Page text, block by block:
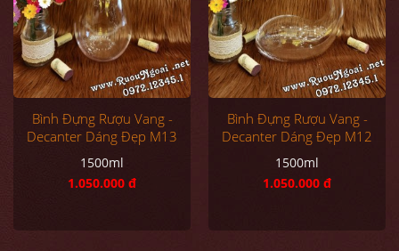
Bình Đựng Rượu Vang -
Decanter Dáng Đẹp M13
1500ml
1.050.000 đ
Bình Đựng Rượu Vang -
Decanter Dáng Đẹp M12
1500ml
1.050.000 đ